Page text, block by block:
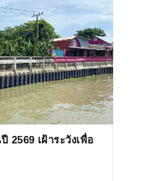
2569 เฝ้าระวังเพื่อ